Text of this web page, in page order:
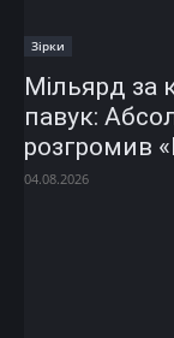
Зірки
Мільярд за
павук:
розгромив
04.08.2026